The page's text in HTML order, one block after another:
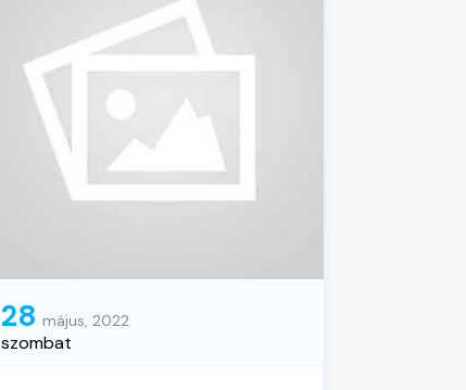
28 május, 2022
szombat